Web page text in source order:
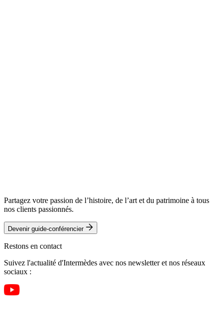
Partagez votre passion de l’histoire, de l’art et du patrimoine à tous
nos clients passionnés.
Devenir guide-conférencier
Restons en contact
Suivez l'actualité d'Intermèdes avec nos newsletter et nos réseaux
sociaux :